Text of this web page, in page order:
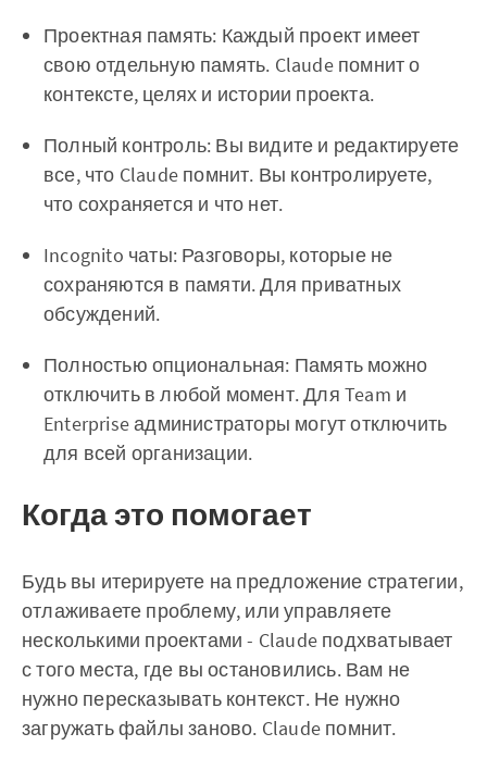
Проектная память: Каждый проект имеет
свою отдельную память. Claude помнит о
контексте, целях и истории проекта.
Полный контроль: Вы видите и редактируете
все, что Claude помнит. Вы контролируете,
что сохраняется и что нет.
Incognito чаты: Разговоры, которые не
сохраняются в памяти. Для приватных
обсуждений.
Полностью опциональная: Память можно
отключить в любой момент. Для Team и
Enterprise администраторы могут отключить
для всей организации.
Когда это помогает
Будь вы итерируете на предложение стратегии,
отлаживаете проблему, или управляете
несколькими проектами - Claude подхватывает
с того места, где вы остановились. Вам не
нужно пересказывать контекст. Не нужно
загружать файлы заново. Claude помнит.